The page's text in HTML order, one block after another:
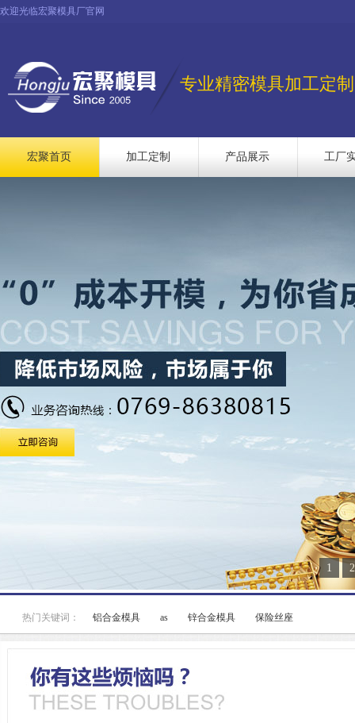
欢迎光临宏聚模具厂官网
专业精密模具加工定制
宏聚首页 加工定制 产品展示 工厂
1 2
热门关键词： 铝合金模具 as 锌合金模具 保险丝座